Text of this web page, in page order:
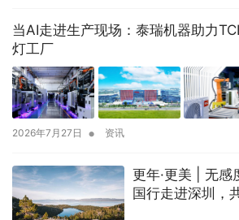
当AI走进生产现场：泰瑞机器助力
灯工厂
2026年7月27日 • 资讯
更年·更美 | 无感
国行走进深圳，